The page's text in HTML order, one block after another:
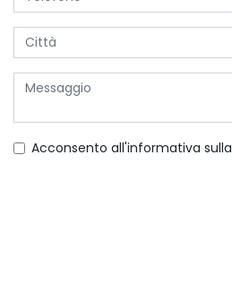
Acconsento all'informativa sulla